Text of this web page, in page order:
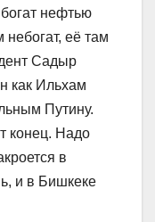
нефтью
её там
Садыр
как Ильхам
Путину.
конец. Надо
в
и в Бишкеке